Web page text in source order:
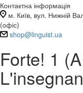
Контактна інформація
м. Київ, вул. Нижній
(офіс)
shop@linguist.ua
Forte! 1